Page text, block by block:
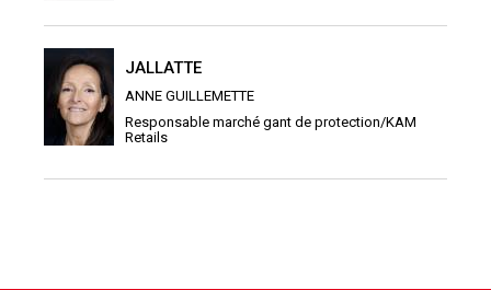
JALLATTE
ANNE GUILLEMETTE
Responsable marché gant de protection/KAM
Retails